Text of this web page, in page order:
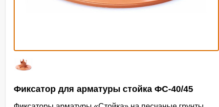
Фиксатор для арматуры стойка ФС-40/45